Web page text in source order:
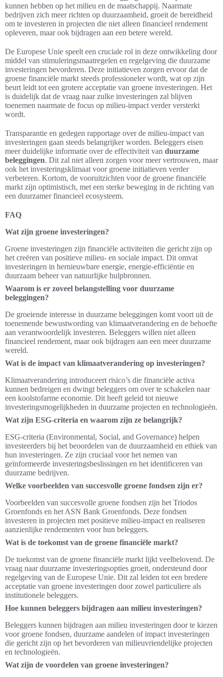
kunnen hebben op het milieu en de maatschappij. Naarmate
bedrijven zich meer richten op duurzaamheid, groeit de bereidheid
om te investeren in projecten die niet alleen financieel rendement
opleveren, maar ook bijdragen aan een betere wereld.
De Europese Unie speelt een cruciale rol in deze ontwikkeling door
middel van stimuleringsmaatregelen en regelgeving die duurzame
investeringen bevorderen. Deze initiatieven zorgen ervoor dat de
groene financiële markt steeds professioneler wordt, wat op zijn
beurt leidt tot een grotere acceptatie van groene investeringen. Het
is duidelijk dat de vraag naar zulke investeringen zal blijven
toenemen naarmate de focus op milieu-impact verder versterkt
wordt.
Transparantie en gedegen rapportage over de milieu-impact van
investeringen gaan steeds belangrijker worden. Beleggers eisen
meer duidelijke informatie over de effectiviteit van duurzame
beleggingen. Dit zal niet alleen zorgen voor meer vertrouwen, maar
ook het investeringsklimaat voor groene initiatieven verder
verbeteren. Kortom, de vooruitzichten voor de groene financiële
markt zijn optimistisch, met een sterke beweging in de richting van
een duurzamer financieel ecosysteem.
FAQ
Wat zijn groene investeringen?
Groene investeringen zijn financiële activiteiten die gericht zijn op
het creëren van positieve milieu- en sociale impact. Dit omvat
investeringen in hernieuwbare energie, energie-efficiëntie en
duurzaam beheer van natuurlijke hulpbronnen.
Waarom is er zoveel belangstelling voor duurzame
beleggingen?
De groeiende interesse in duurzame beleggingen komt voort uit de
toenemende bewustwording van klimaatverandering en de behoefte
aan verantwoordelijk investeren. Beleggers willen niet alleen
financieel rendement, maar ook bijdragen aan een meer duurzame
wereld.
Wat is de impact van klimaatverandering op investeringen?
Klimaatverandering introduceert risico’s die financiële activa
kunnen bedreigen en dwingt beleggers om over te schakelen naar
een koolstofarme economie. Dit heeft geleid tot nieuwe
investeringsmogelijkheden in duurzame projecten en technologieën.
Wat zijn ESG-criteria en waarom zijn ze belangrijk?
ESG-criteria (Environmental, Social, and Governance) helpen
investeerders bij het beoordelen van de duurzaamheid en ethiek van
hun investeringen. Ze zijn cruciaal voor het nemen van
geïnformeerde investeringsbeslissingen en het identificeren van
duurzame bedrijven.
Welke voorbeelden van succesvolle groene fondsen zijn er?
Voorbeelden van succesvolle groene fondsen zijn het Triodos
Groenfonds en het ASN Bank Groenfonds. Deze fondsen
investeren in projecten met positieve milieu-impact en realiseren
aanzienlijke rendementen voor hun beleggers.
Wat is de toekomst van de groene financiële markt?
De toekomst van de groene financiële markt lijkt veelbelovend. De
vraag naar duurzame investeringsopties groeit, ondersteund door
regelgeving van de Europese Unie. Dit zal leiden tot een bredere
acceptatie van groene investeringen door zowel particuliere als
institutionele beleggers.
Hoe kunnen beleggers bijdragen aan milieu investeringen?
Beleggers kunnen bijdragen aan milieu investeringen door te kiezen
voor groene fondsen, duurzame aandelen of impact investeringen
die gericht zijn op het bevorderen van milieuvriendelijke projecten
en technologieën.
Wat zijn de voordelen van groene investeringen?